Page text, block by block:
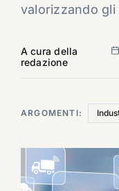
valorizzando
A cura della
redazione
ARGOMENTI: